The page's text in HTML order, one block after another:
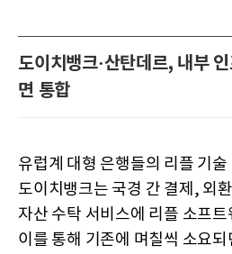
도이치뱅크·산탄데르, 내부
면 통합
유럽계 대형 은행들의 리플 기
도이치뱅크는 국경 간 결제, 외
자산 수탁 서비스에 리플 소프
이를 통해 기존에 며칠씩 소요